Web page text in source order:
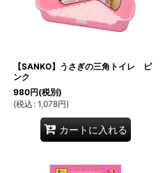
【SANKO】うさぎの三角トイレ ピ
ンク
980円(税別)
(税込 : 1,078円)
カートに入れる